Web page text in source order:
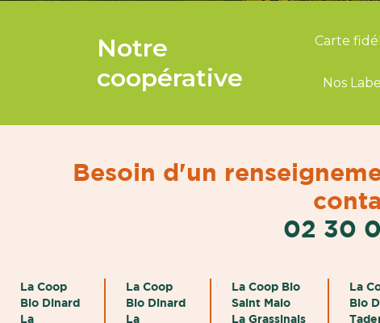
Notre
coopérative
Carte
Nos
Besoin d'un
02 30
La Coop
Bio Dinard
La
La Coop
Bio Dinard
La
La Coop Bio
Saint Malo
La Grassinais
La
Bio